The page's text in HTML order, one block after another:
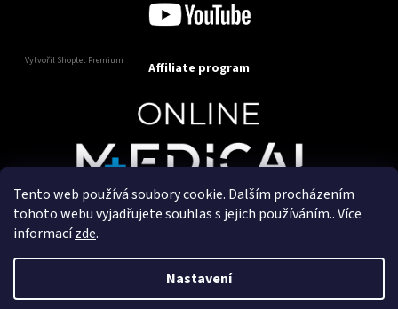
Tento web používá soubory cookie. Dalším procházením
tohoto webu vyjadřujete souhlas s jejich používáním.. Více
informacízde.
Nastavení
Vytvořil Shoptet Premium Affiliate program
Copyright 2025OnlineMedical.cz. Všechna práva
vyhrazena.
Vytvořil a marketingově zajišťuje